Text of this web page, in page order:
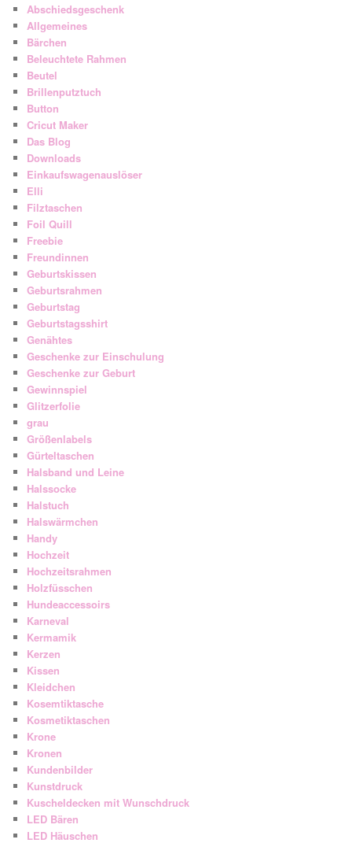
Abschiedsgeschenk
Allgemeines
Bärchen
Beleuchtete Rahmen
Beutel
Brillenputztuch
Button
Cricut Maker
Das Blog
Downloads
Einkaufswagenauslöser
Elli
Filztaschen
Foil Quill
Freebie
Freundinnen
Geburtskissen
Geburtsrahmen
Geburtstag
Geburtstagsshirt
Genähtes
Geschenke zur Einschulung
Geschenke zur Geburt
Gewinnspiel
Glitzerfolie
grau
Größenlabels
Gürteltaschen
Halsband und Leine
Halssocke
Halstuch
Halswärmchen
Handy
Hochzeit
Hochzeitsrahmen
Holzfüsschen
Hundeaccessoirs
Karneval
Kermamik
Kerzen
Kissen
Kleidchen
Kosemtiktasche
Kosmetiktaschen
Krone
Kronen
Kundenbilder
Kunstdruck
Kuscheldecken mit Wunschdruck
LED Bären
LED Häuschen